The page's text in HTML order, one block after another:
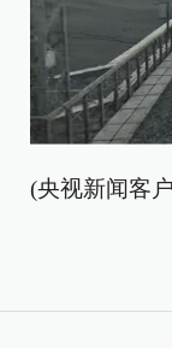
(央视新闻客